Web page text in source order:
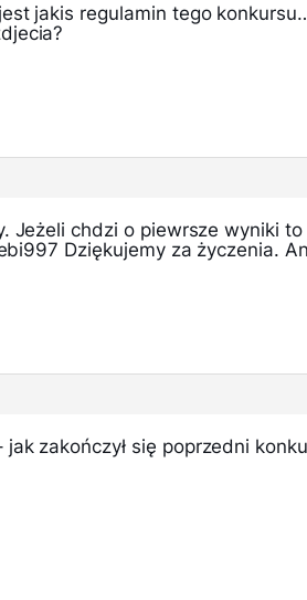
jakis regulamin tego
Jeżeli chdzi o piewrsze wyniki
Dziękujemy za życzenia.
zakończył się poprzedni